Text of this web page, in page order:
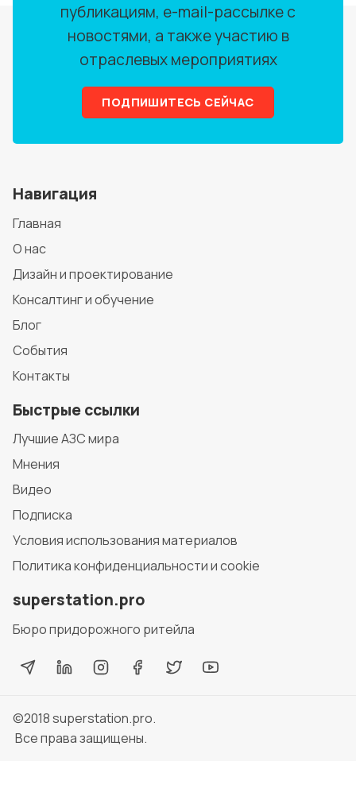
публикациям, e-mail-рассылке с
новостями, а также участию в
отраслевых мероприятиях
ПОДПИШИТЕСЬ СЕЙЧАС
Навигация
Главная
О нас
Дизайн и проектирование
Консалтинг и обучение
Блог
События
Контакты
Быстрые ссылки
Лучшие АЗС мира
Мнения
Видео
Подписка
Условия использования материалов
Политика конфиденциальности и cookie
superstation.pro
Бюро придорожного ритейла
©2018superstation.pro.
Все права защищены.